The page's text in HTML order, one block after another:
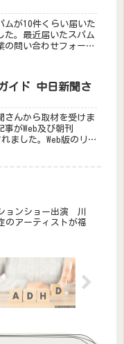
ムが10件くらい届いた
た。最近届いたスパム
の問い合わせフォーム
。貴社の商品売上倍増
→サクラレビュー
イド 中日新聞さ
さんから取材を受けま
がWeb及び朝刊
ました。Web版のリ
ョンショー出演 川
のアーティストが福